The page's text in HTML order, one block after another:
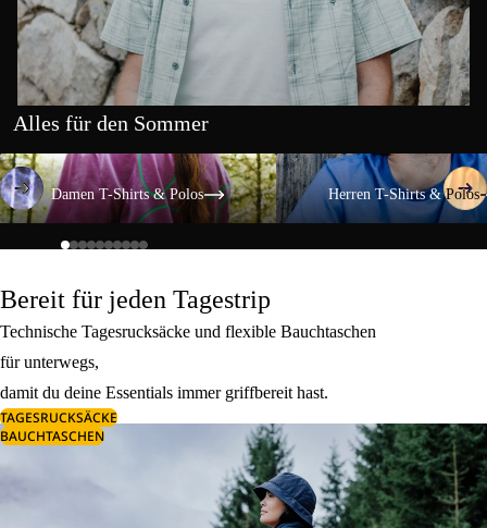
Alles für den Sommer
Damen T-Shirts & Polos
Damen T-Shirts & Polos
Herren T-Shirts & Polos
Herren T-Shirts & Polos
Bereit für jeden Tagestrip
Technische Tagesrucksäcke und flexible Bauchtaschen
für unterwegs,
damit du deine Essentials immer griffbereit hast.
TAGESRUCKSÄCKE
BAUCHTASCHEN